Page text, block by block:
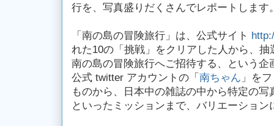
行を、写真盛りだくさんでレポートします
「南の島の冒険旅行」は、公式サイト
れた10の「挑戦」をクリアした人から、
南の島の冒険旅行へご招待する、という
公式 twitter アカウントの「 南ちゃん 」を
ものから、日本中の雑誌の中から特定の
といったミッションまで、バリエーショ